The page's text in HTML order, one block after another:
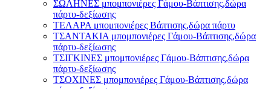
ΣΩΛΗΝΕΣ μπομπονιέρες Γάμου-Βάπτισης,δώρα
πάρτυ-δεξίωσης
ΤΕΛΑΡΑ μπομπονιέρες Βάπτισης,δώρα πάρτυ
ΤΣΑΝΤΑΚΙΑ μπομπονιέρες Γάμου-Βάπτισης,δώρα
πάρτυ-δεξίωσης
ΤΣΙΓΚΙΝΕΣ μπομπονιέρες Γάμου-Βάπτισης,δώρα
πάρτυ-δεξίωσης
ΤΣΟΧΙΝΕΣ μπομπονιέρες Γάμου-Βάπτισης,δώρα